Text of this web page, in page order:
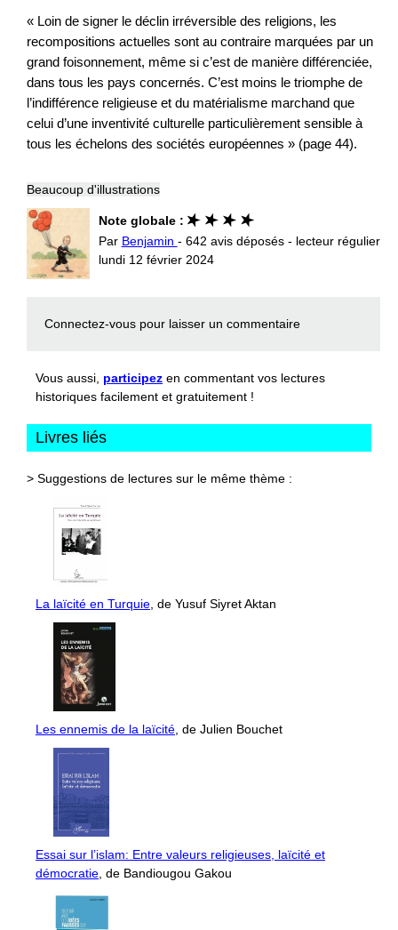
« Loin de signer le déclin irréversible des religions, les
recompositions actuelles sont au contraire marquées par un
grand foisonnement, même si c’est de manière différenciée,
dans tous les pays concernés. C’est moins le triomphe de
l’indifférence religieuse et du matérialisme marchand que
celui d’une inventivité culturelle particulièrement sensible à
tous les échelons des sociétés européennes » (page 44).
Beaucoup d'illustrations
Note globale :
Par Benjamin - 642 avis déposés - lecteur régulier
lundi 12 février 2024
Connectez-vous pour laisser un commentaire
Vous aussi, participez en commentant vos lectures
historiques facilement et gratuitement !
Livres liés
> Suggestions de lectures sur le même thème :
La laïcité en Turquie , de Yusuf Siyret Aktan
Les ennemis de la laïcité , de Julien Bouchet
Essai sur l’islam: Entre valeurs religieuses, laïcité et
démocratie , de Bandiougou Gakou